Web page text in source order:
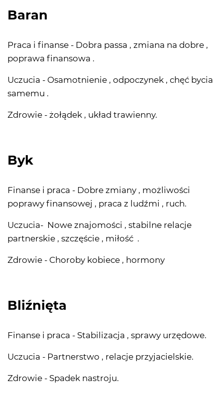
Baran
Praca i finanse - Dobra passa , zmiana na dobre ,
poprawa finansowa .
Uczucia - Osamotnienie , odpoczynek , chęć bycia
samemu .
Zdrowie - żołądek , układ trawienny.
Byk
Finanse i praca - Dobre zmiany , możliwości
poprawy finansowej , praca z ludźmi , ruch.
Uczucia- Nowe znajomości , stabilne relacje
partnerskie , szczęście , miłość .
Zdrowie - Choroby kobiece , hormony
Bliźnięta
Finanse i praca - Stabilizacja , sprawy urzędowe.
Uczucia - Partnerstwo , relacje przyjacielskie.
Zdrowie - Spadek nastroju.